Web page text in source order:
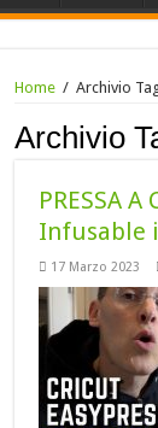
Home / Archivio
Archivio
PRESSA
Infusable
17 Marzo 2023